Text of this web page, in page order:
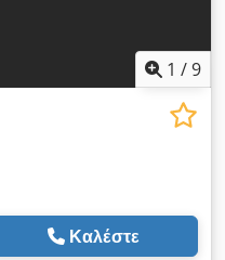
1 /9
Καλέστε